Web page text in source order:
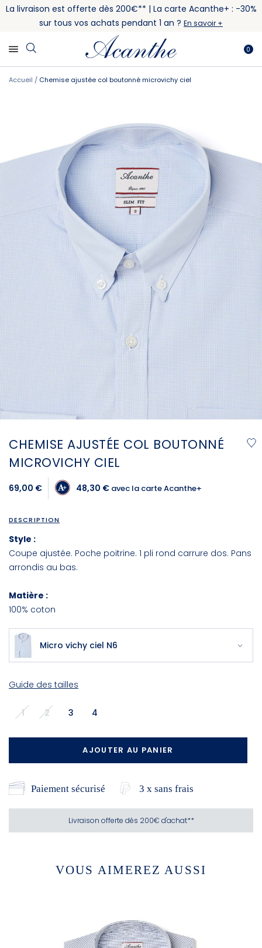
La livraison est offerte dès 200€** | La carte Acanthe+ : -30%
sur tous vos achats pendant 1 an ? En savoir +
0
Accueil Chemise ajustée col boutonné microvichy ciel
images
gallery
images
gallery
CHEMISE AJUSTÉE COL BOUTONNÉ
MICROVICHY CIEL
69,00 € 48,30 € avec la carte Acanthe+
DESCRIPTION
Style :
Coupe ajustée. Poche poitrine. 1 pli rond carrure dos. Pans
arrondis au bas.
Matière :
100% coton
Micro vichy ciel N6
Guide des tailles
1 2 3 4
AJOUTER AU PANIER
Paiement sécurisé 3 x sans frais
Livraison offerte dès 200€ d'achat**
VOUS AIMEREZ AUSSI